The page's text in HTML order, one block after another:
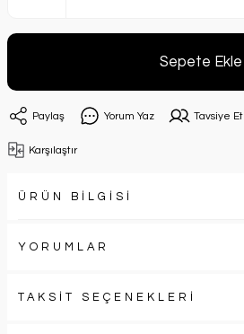
Sepete Ekle
Paylaş Yorum Yaz Tavsiye Et
Karşılaştır
ÜRÜN BİLGİSİ
YORUMLAR
TAKSİT SEÇENEKLERİ